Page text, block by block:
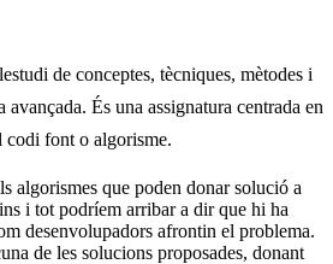
de conceptes, tècniques, mètodes i
avançada. És una assignatura centrada en
codi font o algorisme.
algorismes que poden donar solució a
i tot podríem arribar a dir que hi ha
desenvolupadors afrontin el problema.
de les solucions proposades, donant